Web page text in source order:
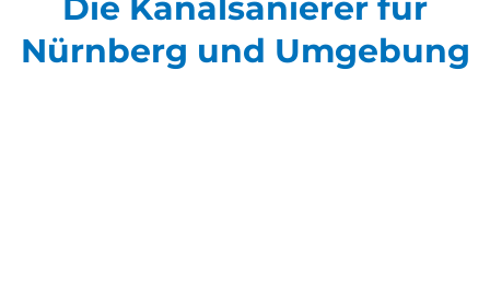
Nürnberg und Umgebung